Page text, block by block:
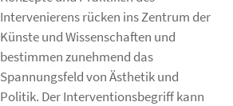
Intervenierens rücken ins Zentrum der
Künste und Wissenschaften und
bestimmen zunehmend das
Spannungsfeld von Ästhetik und
Politik. Der Interventionsbegriff kann